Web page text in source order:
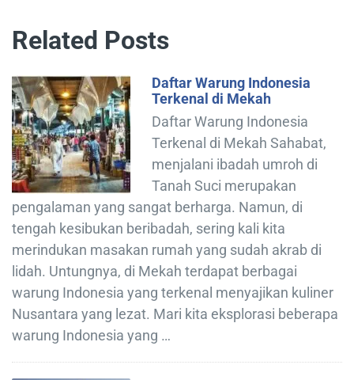
Related Posts
Daftar Warung Indonesia
Terkenal di Mekah
Daftar Warung Indonesia
Terkenal di Mekah Sahabat,
menjalani ibadah umroh di
Tanah Suci merupakan
pengalaman yang sangat berharga. Namun, di
tengah kesibukan beribadah, sering kali kita
merindukan masakan rumah yang sudah akrab di
lidah. Untungnya, di Mekah terdapat berbagai
warung Indonesia yang terkenal menyajikan kuliner
Nusantara yang lezat. Mari kita eksplorasi beberapa
warung Indonesia yang …